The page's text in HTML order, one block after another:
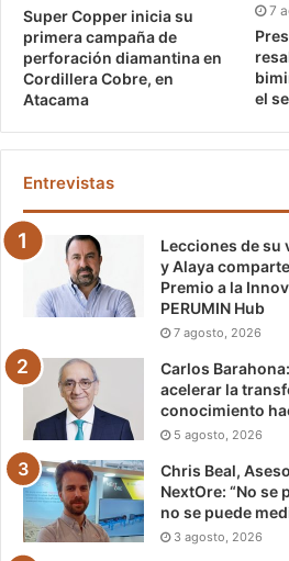
Super Copper inicia su
primera campaña de
perforación diamantina en
Cordillera Cobre, en
Atacama
7
el
Entrevistas
Lecciones de su
y Alaya
Premio a la
PERUMIN Hub
7 agosto, 2026
Carlos
acelerar la
conocimiento
5 agosto, 2026
Chris Beal,
NextOre: “No
no se puede
3 agosto, 2026